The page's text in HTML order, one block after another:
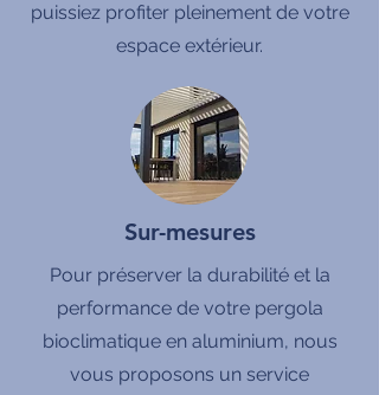
puissiez profiter pleinement de votre
espace extérieur.
Sur-mesures
Pour préserver la durabilité et la
performance de votre pergola
bioclimatique en aluminium, nous
vous proposons un service